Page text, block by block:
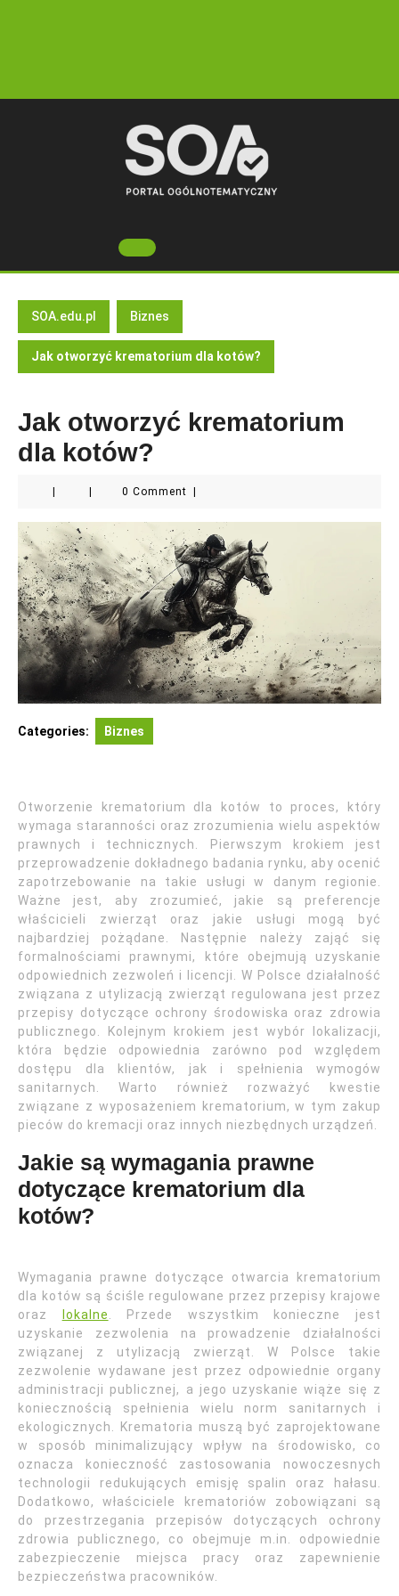
Open
Button
SOA.edu.pl Biznes
Jak otworzyć krematorium dla kotów?
Jak otworzyć krematorium
dla kotów?
0 Comment
Categories: Biznes
Otworzenie krematorium dla kotów to proces, który
wymaga staranności oraz zrozumienia wielu aspektów
prawnych i technicznych. Pierwszym krokiem jest
przeprowadzenie dokładnego badania rynku, aby ocenić
zapotrzebowanie na takie usługi w danym regionie.
Ważne jest, aby zrozumieć, jakie są preferencje
właścicieli zwierząt oraz jakie usługi mogą być
najbardziej pożądane. Następnie należy zająć się
formalnościami prawnymi, które obejmują uzyskanie
odpowiednich zezwoleń i licencji. W Polsce działalność
związana z utylizacją zwierząt regulowana jest przez
przepisy dotyczące ochrony środowiska oraz zdrowia
publicznego. Kolejnym krokiem jest wybór lokalizacji,
która będzie odpowiednia zarówno pod względem
dostępu dla klientów, jak i spełnienia wymogów
sanitarnych. Warto również rozważyć kwestie
związane z wyposażeniem krematorium, w tym zakup
pieców do kremacji oraz innych niezbędnych urządzeń.
Jakie są wymagania prawne
dotyczące krematorium dla
kotów?
Wymagania prawne dotyczące otwarcia krematorium
dla kotów są ściśle regulowane przez przepisy krajowe
oraz
lokalne
. Przede wszystkim konieczne jest
uzyskanie zezwolenia na prowadzenie działalności
związanej z utylizacją zwierząt. W Polsce takie
zezwolenie wydawane jest przez odpowiednie organy
administracji publicznej, a jego uzyskanie wiąże się z
koniecznością spełnienia wielu norm sanitarnych i
ekologicznych. Krematoria muszą być zaprojektowane
w sposób minimalizujący wpływ na środowisko, co
oznacza konieczność zastosowania nowoczesnych
technologii redukujących emisję spalin oraz hałasu.
Dodatkowo, właściciele krematoriów zobowiązani są
do przestrzegania przepisów dotyczących ochrony
zdrowia publicznego, co obejmuje m.in. odpowiednie
zabezpieczenie miejsca pracy oraz zapewnienie
bezpieczeństwa pracowników.